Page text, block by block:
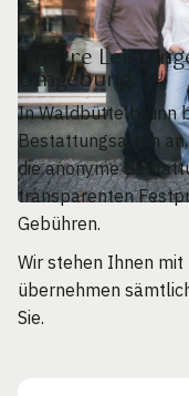
Unsere
Umgebung
In Waldbüttelbrunn
Bestattungsarten
die anonyme
transparenten
Gebühren.
Wir stehen Ihnen
übernehmen
Sie.